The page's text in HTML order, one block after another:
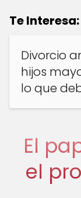
Te Interesa:
Divorcio
hijos
lo que
El
el